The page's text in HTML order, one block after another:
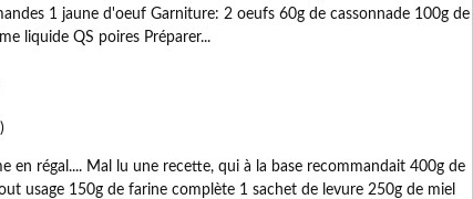
1 jaune d'oeuf Garniture: 2 oeufs 60g de cassonnade 100g de
liquide QS poires Préparer...
)
en régal.... Mal lu une recette, qui à la base recommandait 400g de
usage 150g de farine complète 1 sachet de levure 250g de miel